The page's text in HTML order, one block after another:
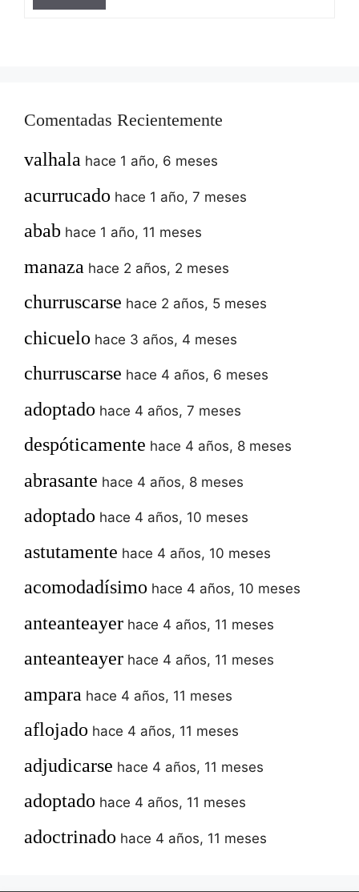
Comentadas Recientemente
valhala hace 1 año, 6 meses
acurrucado hace 1 año, 7 meses
abab hace 1 año, 11 meses
manaza hace 2 años, 2 meses
churruscarse hace 2 años, 5 meses
chicuelo hace 3 años, 4 meses
churruscarse hace 4 años, 6 meses
adoptado hace 4 años, 7 meses
despóticamente hace 4 años, 8 meses
abrasante hace 4 años, 8 meses
adoptado hace 4 años, 10 meses
astutamente hace 4 años, 10 meses
acomodadísimo hace 4 años, 10 meses
anteanteayer hace 4 años, 11 meses
anteanteayer hace 4 años, 11 meses
ampara hace 4 años, 11 meses
aflojado hace 4 años, 11 meses
adjudicarse hace 4 años, 11 meses
adoptado hace 4 años, 11 meses
adoctrinado hace 4 años, 11 meses